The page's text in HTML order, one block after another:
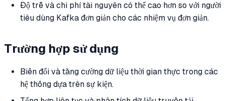
Độ trễ và chi phí tài nguyên có thể cao hơn so với người
tiêu dùng Kafka đơn giản cho các nhiệm vụ đơn giản.
Trường hợp sử dụng
Biến đổi và tăng cường dữ liệu thời gian thực trong các
hệ thống dựa trên sự kiện.